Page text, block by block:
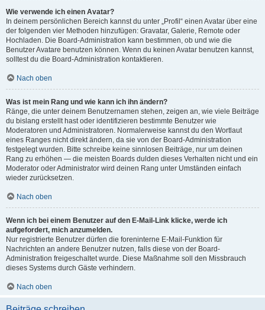
Wie verwende ich einen Avatar?
In deinem persönlichen Bereich kannst du unter „Profil“ einen Avatar über eine
der folgenden vier Methoden hinzufügen: Gravatar, Galerie, Remote oder
Hochladen. Die Board-Administration kann bestimmen, ob und wie die
Benutzer Avatare benutzen können. Wenn du keinen Avatar benutzen kannst,
solltest du die Board-Administration kontaktieren.
Nach oben
Was ist mein Rang und wie kann ich ihn ändern?
Ränge, die unter deinem Benutzernamen stehen, zeigen an, wie viele Beiträge
du bislang erstellt hast oder identifizieren bestimmte Benutzer wie
Moderatoren und Administratoren. Normalerweise kannst du den Wortlaut
eines Ranges nicht direkt ändern, da sie von der Board-Administration
festgelegt wurden. Bitte schreibe keine sinnlosen Beiträge, nur um deinen
Rang zu erhöhen — die meisten Boards dulden dieses Verhalten nicht und ein
Moderator oder Administrator wird deinen Rang unter Umständen einfach
wieder zurücksetzen.
Nach oben
Wenn ich bei einem Benutzer auf den E-Mail-Link klicke, werde ich
aufgefordert, mich anzumelden.
Nur registrierte Benutzer dürfen die foreninterne E-Mail-Funktion für
Nachrichten an andere Benutzer nutzen, falls diese von der Board-
Administration freigeschaltet wurde. Diese Maßnahme soll den Missbrauch
dieses Systems durch Gäste verhindern.
Nach oben